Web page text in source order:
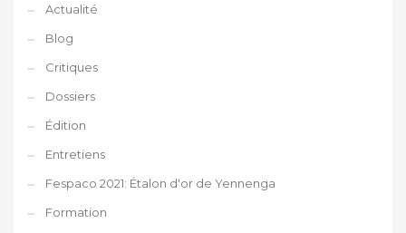
Actualité
Blog
Critiques
Dossiers
Édition
Entretiens
Fespaco 2021: Étalon d'or de Yennenga
Formation